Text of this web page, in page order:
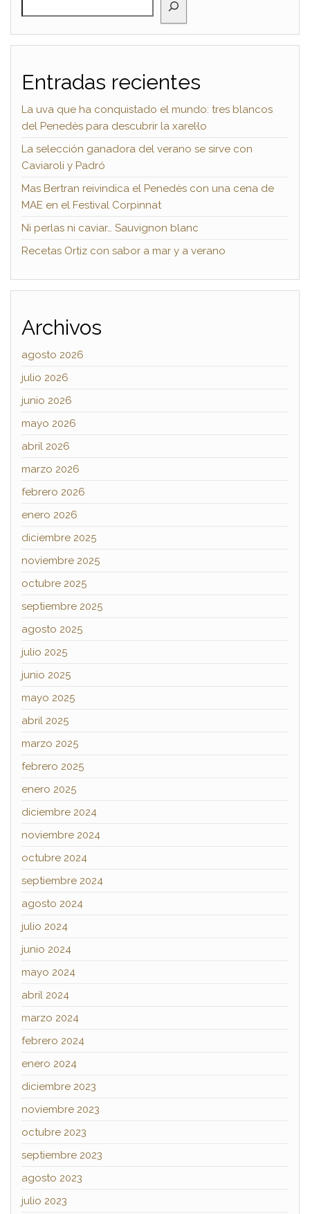
Entradas recientes
La uva que ha conquistado el mundo: tres blancos
del Penedès para descubrir la xarel·lo
La selección ganadora del verano se sirve con
Caviaroli y Padró
Mas Bertran reivindica el Penedès con una cena de
MAE en el Festival Corpinnat
Ni perlas ni caviar… Sauvignon blanc
Recetas Ortiz con sabor a mar y a verano
Archivos
agosto 2026
julio 2026
junio 2026
mayo 2026
abril 2026
marzo 2026
febrero 2026
enero 2026
diciembre 2025
noviembre 2025
octubre 2025
septiembre 2025
agosto 2025
julio 2025
junio 2025
mayo 2025
abril 2025
marzo 2025
febrero 2025
enero 2025
diciembre 2024
noviembre 2024
octubre 2024
septiembre 2024
agosto 2024
julio 2024
junio 2024
mayo 2024
abril 2024
marzo 2024
febrero 2024
enero 2024
diciembre 2023
noviembre 2023
octubre 2023
septiembre 2023
agosto 2023
julio 2023